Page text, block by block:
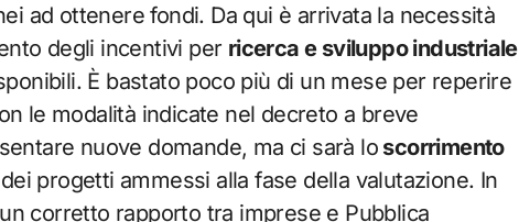
ad ottenere fondi. Da qui è arrivata la necessità
degli incentivi per ricerca e sviluppo industriale
È bastato poco più di un mese per reperire
le modalità indicate nel decreto a breve
nuove domande, ma ci sarà lo scorrimento
progetti ammessi alla fase della valutazione. In
corretto rapporto tra imprese e Pubblica